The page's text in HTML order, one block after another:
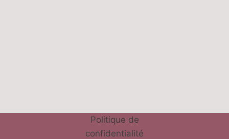
Politique de
confidentialité